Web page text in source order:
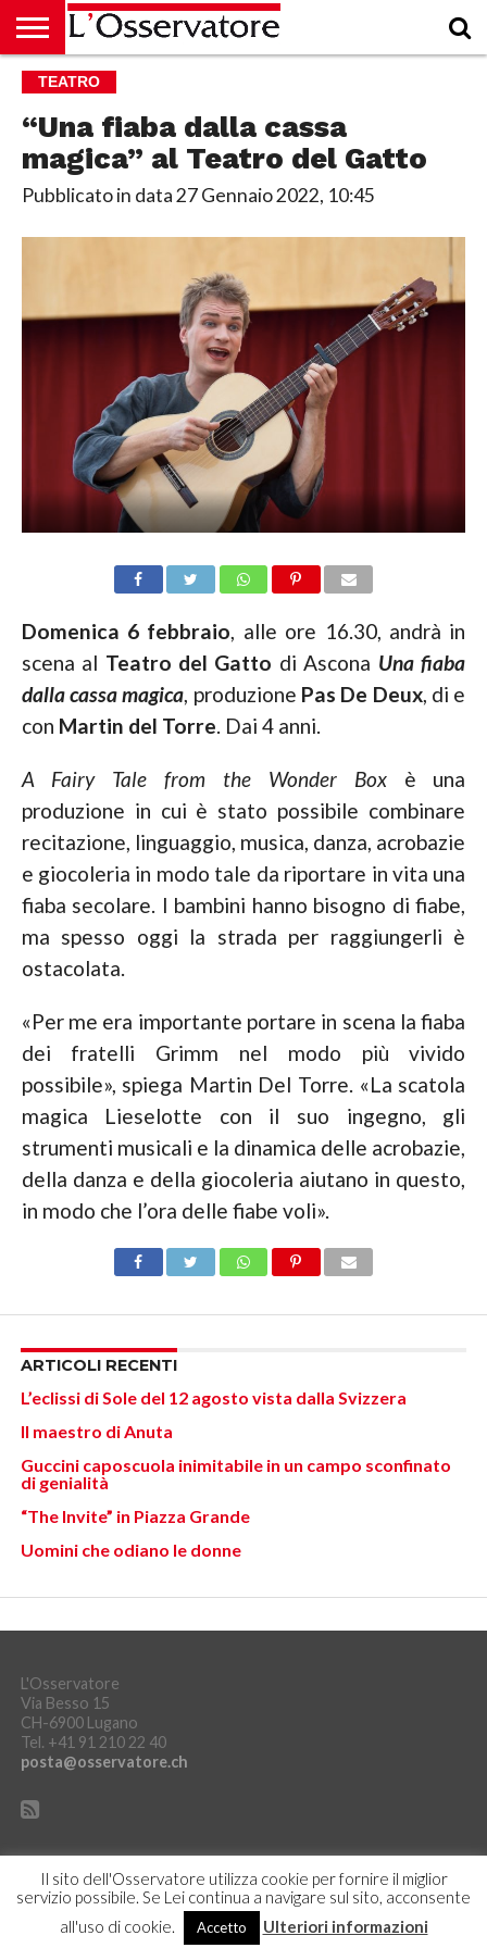
HOME
CULTURA
ECONOMIA
RUBRICHE
ARCHIVIO
PODCAST
ABBONAMENTO
CHI
ACCEDI
TEATRO
“Una fiaba dalla cassa
magica” al Teatro del Gatto
Pubblicato in data27 Gennaio 2022, 10:45
Domenica 6 febbraio, alle ore 16.30, andrà in
scena al Teatro del Gatto di Ascona Una fiaba
dalla cassa magica, produzione Pas De Deux, di e
con Martin del Torre. Dai 4 anni.
A Fairy Tale from the Wonder Boxè una
produzione in cui è stato possibile combinare
recitazione, linguaggio, musica, danza, acrobazie
e giocoleria in modo tale da riportare in vita una
fiaba secolare. I bambini hanno bisogno di fiabe,
ma spesso oggi la strada per raggiungerli è
ostacolata.
«Per me era importante portare in scena la fiaba
dei fratelli Grimm nel modo più vivido
possibile», spiega Martin Del Torre. «La scatola
magica Lieselotte con il suo ingegno, gli
strumenti musicali e la dinamica delle acrobazie,
della danza e della giocoleria aiutano in questo,
in modo che l’ora delle fiabe voli».
ARTICOLI RECENTI
L’eclissi di Sole del 12 agosto vista dalla Svizzera
Il maestro di Anuta
Guccini caposcuola inimitabile in un campo sconfinato
di genialità
“The Invite” in Piazza Grande
Uomini che odiano le donne
L'Osservatore
Via Besso 15
CH-6900 Lugano
Tel. +41 91 210 22 40
posta@osservatore.ch
DICHIARAZIONE SULLA PROTEZIONE DEI DATI ACCEDI
Il sito dell'Osservatore utilizza cookie per fornire il miglior
servizio possibile. Se Lei continua a navigare sul sito, acconsente
all'uso di cookie.
Accetto Ulteriori informazioni